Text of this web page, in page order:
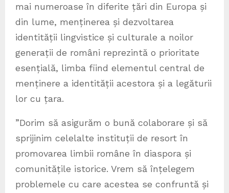
mai numeroase în diferite țări din Europa și
din lume, menținerea și dezvoltarea
identității lingvistice și culturale a noilor
generații de români reprezintă o prioritate
esențială, limba fiind elementul central de
menținere a identității acestora și a legăturii
lor cu țara.
”Dorim să asigurăm o bună colaborare și să
sprijinim celelalte instituții de resort în
promovarea limbii române în diaspora și
comunitățile istorice. Vrem să înțelegem
problemele cu care acestea se confruntă și